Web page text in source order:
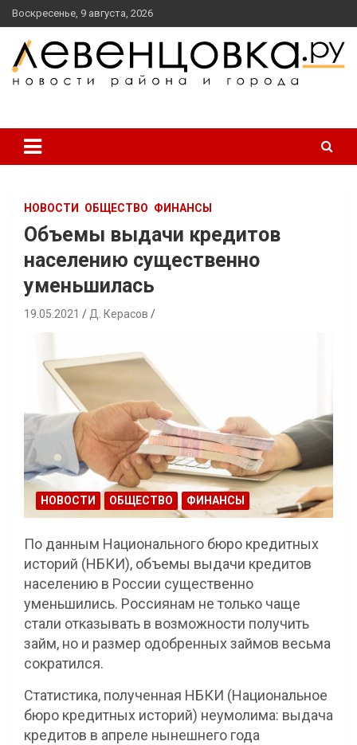
перейти
к
содержанию
Воскресенье, 9 августа, 2026
НОВОСТИ ОБЩЕСТВО ФИНАНСЫ
Объемы выдачи кредитов
населению существенно
уменьшилась
19.05.2021 Д. Керасов
НОВОСТИ ОБЩЕСТВО ФИНАНСЫ
По данным Национального бюро кредитных
историй (НБКИ), объемы выдачи кредитов
населению в России существенно
уменьшились. Россиянам не только чаще
стали отказывать в возможности получить
займ, но и размер одобренных займов весьма
сократился.
Статистика, полученная НБКИ (Национальное
бюро кредитных историй) неумолима: выдача
кредитов в апреле нынешнего года